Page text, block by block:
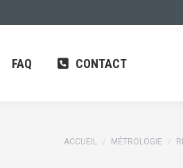
FAQ CONTACT
Vous êtes ici :
ACCUEIL MÉTROLOGIE
CONTACT
Recherche
RECHERCHER